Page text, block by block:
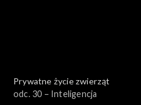
Prywatne życie zwierząt
odc. 30 – Inteligencja